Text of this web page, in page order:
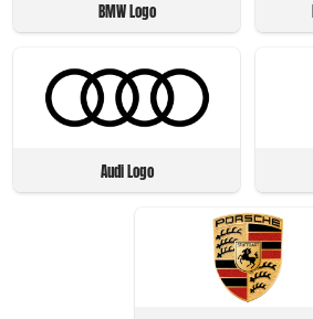
BMW Logo
Audi Logo